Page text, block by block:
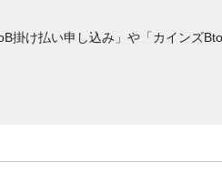
掛け払い申し込み」や「カインズ